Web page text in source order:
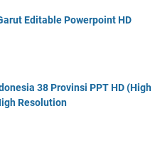
Editable Powerpoint HD
38 Provinsi PPT HD (High
Resolution